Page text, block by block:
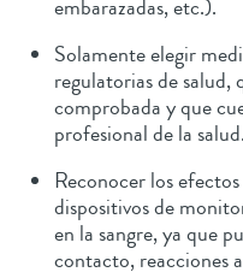
embarazadas, etc.).
Solamente elegir
regulatorias de salud,
comprobada y que
profesional de la salud.
Reconocer los
dispositivos de
en la sangre, ya que
contacto, reacciones